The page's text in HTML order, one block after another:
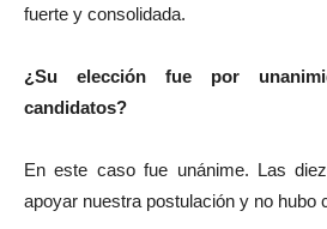
fuerte y consolidada.
¿Su elección fue por
candidatos?
En este caso fue unánime. Las
apoyar nuestra postulación y no hubo